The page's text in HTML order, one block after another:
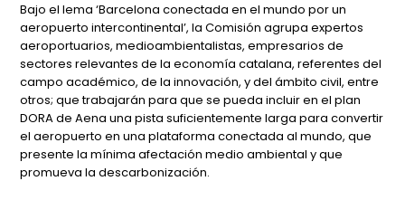
Bajo el lema ‘Barcelona conectada en el mundo por un
aeropuerto intercontinental’, la Comisión agrupa expertos
aeroportuarios, medioambientalistas, empresarios de
sectores relevantes de la economía catalana, referentes del
campo académico, de la innovación, y del ámbito civil, entre
otros; que trabajarán para que se pueda incluir en el plan
DORA de Aena una pista suficientemente larga para convertir
el aeropuerto en una plataforma conectada al mundo, que
presente la mínima afectación medio ambiental y que
promueva la descarbonización.